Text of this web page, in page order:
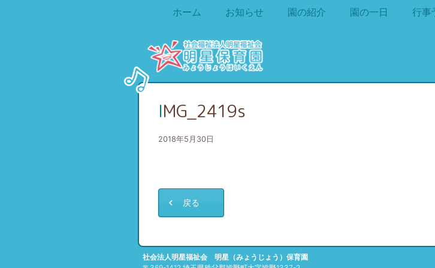
ホーム お知らせ 園の紹介 園の一日 行事
IMG_2419s
2018年5月30日
戻る
社会法人明星福祉会 明星（みょうじょう）保育園